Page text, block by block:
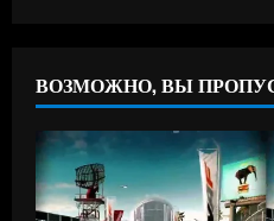
ВОЗМОЖНО, ВЫ